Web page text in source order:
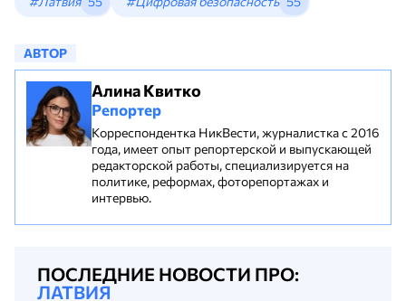
АВТОР
Алина Квитко
Репортер
Корреспондентка НикВести, журналистка с 2016
года, имеет опыт репортерской и выпускающей
редакторской работы, специализируется на
политике, реформах, фоторепортажах и
интервью.
ПОСЛЕДНИЕ НОВОСТИ ПРО:
ЛАТВИЯ